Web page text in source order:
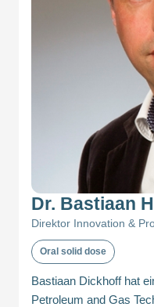
Dr. Bastiaan
Direktor Innovation &
Oral solid dose
Bastiaan Dickhoff hat
Petroleum and Gas